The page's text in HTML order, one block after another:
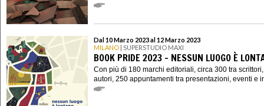
Dal 10 Marzo 2023 al 12 Marzo 2023
MILANO | SUPERSTUDIO MAXI
BOOK PRIDE 2023 - NESSUN LUOGO È
Con più di 180 marchi editoriali, circa 300 tra
autori, 250 appuntamenti tra presentazioni, eventi e